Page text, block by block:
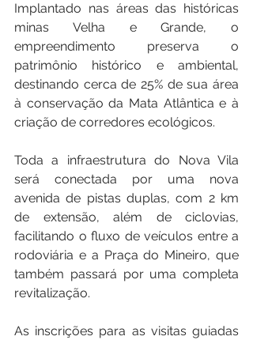
Implantado nas áreas das históricas
minas Velha e Grande, o
empreendimento preserva o
patrimônio histórico e ambiental,
destinando cerca de 25% de sua área
à conservação da Mata Atlântica e à
criação de corredores ecológicos.
Toda a infraestrutura do Nova Vila
será conectada por uma nova
avenida de pistas duplas, com 2 km
de extensão, além de ciclovias,
facilitando o fluxo de veículos entre a
rodoviária e a Praça do Mineiro, que
também passará por uma completa
revitalização.
As inscrições para as visitas guiadas